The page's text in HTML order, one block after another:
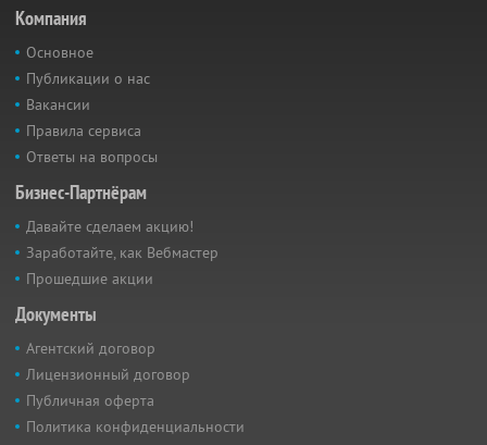
Компания
Основное
Публикации о нас
Вакансии
Правила сервиса
Ответы на вопросы
Бизнес-Партнёрам
Давайте сделаем акцию!
Заработайте, как Вебмастер
Прошедшие акции
Документы
Агентский договор
Лицензионный договор
Публичная оферта
Политика конфиденциальности